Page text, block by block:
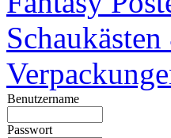
Benutzername
Passwort